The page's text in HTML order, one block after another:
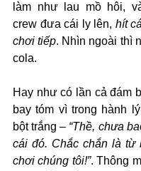
làm như lau mồ hôi,
crew đưa cái ly lên, hít
chơi tiếp. Nhìn ngoài thì
cola.
Hay như có lần cả đám
bay tóm vì trong hành
bột trắng – “Thề, chưa
cái đó. Chắc chắn là từ
chơi chúng tôi!”. Thông